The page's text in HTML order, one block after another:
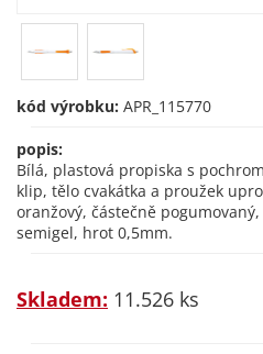
kód výrobku: APR_115770
popis:
Bílá, plastová propiska s
klip, tělo cvakátka a proužek
oranžový, částečně
semigel, hrot 0,5mm.
Skladem: 11.526 ks